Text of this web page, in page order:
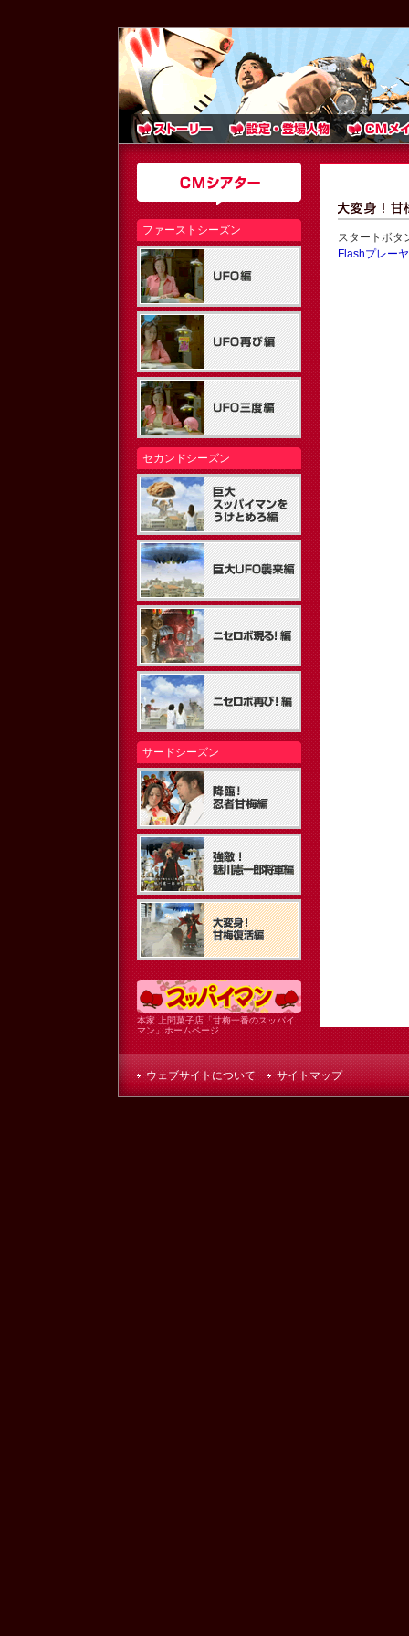
スタートボタ
Flashプレー
ファーストシーズン
セカンドシーズン
サードシーズン
本家 上間菓子店「甘梅一番のスッパイ
マン」ホームページ
ウェブサイトについて サイトマップ